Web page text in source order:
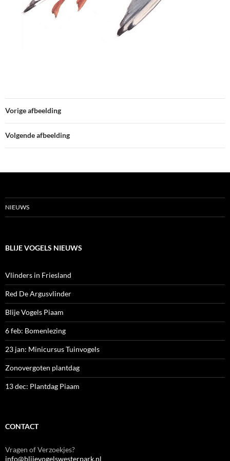
Vorige afbeelding
Volgende afbeelding
NIEUWS
BLIJE VOGELS NIEUWS
Vlinders in Friesland
Red De Argusvlinder
Blije Vogels Piaam
6 feb: Bomenlezing
23 jan: Minicursus Tuinvogels
Zonovergoten plantdag
13 dec: Plantdag Piaam
CONTACT
Vragen of Verzoekjes?
info@blijevogelswesterpark.nl